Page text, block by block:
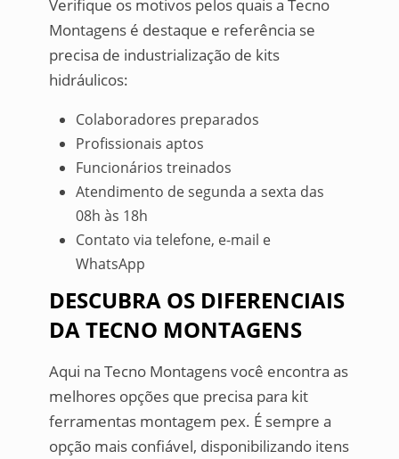
Verifique os motivos pelos quais a Tecno
Montagens é destaque e referência se
precisa de industrialização de kits
hidráulicos:
Colaboradores preparados
Profissionais aptos
Funcionários treinados
Atendimento de segunda a sexta das
08h às 18h
Contato via telefone, e-mail e
WhatsApp
DESCUBRA OS DIFERENCIAIS
DA TECNO MONTAGENS
Aqui na Tecno Montagens você encontra as
melhores opções que precisa para kit
ferramentas montagem pex. É sempre a
opção mais confiável, disponibilizando itens